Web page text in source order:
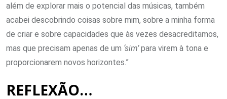
além de explorar mais o potencial das músicas, também
acabei descobrindo coisas sobre mim, sobre a minha forma
de criar e sobre capacidades que às vezes desacreditamos,
mas que precisam apenas de um ‘sim’para virem à tona e
proporcionarem novos horizontes.”
REFLEXÃO…